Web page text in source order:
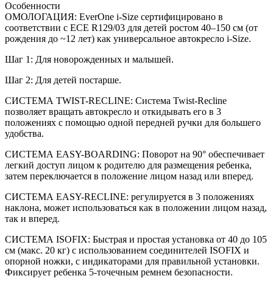
Особенности
ОМОЛОГАЦИЯ: EverOne i-Size сертифицировано в
соответствии с ECE R129/03 для детей ростом 40–150 см (от
рождения до ~12 лет) как универсальное автокресло i-Size.
Шаг 1: Для новорожденных и малышей.
Шаг 2: Для детей постарше.
СИСТЕМА TWIST-RECLINE: Система Twist-Recline
позволяет вращать автокресло и откидывать его в 3
положениях с помощью одной передней ручки для большего
удобства.
СИСТЕМА EASY-BOARDING: Поворот на 90° обеспечивает
легкий доступ лицом к родителю для размещения ребенка,
затем переключается в положение лицом назад или вперед.
СИСТЕМА EASY-RECLINE: регулируется в 3 положениях
наклона, может использоваться как в положении лицом назад,
так и вперед.
СИСТЕМА ISOFIX: Быстрая и простая установка от 40 до 105
см (макс. 20 кг) с использованием соединителей ISOFIX и
опорной ножки, с индикаторами для правильной установки.
Фиксирует ребенка 5-точечным ремнем безопасности.